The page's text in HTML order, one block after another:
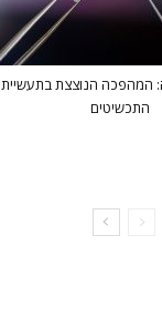
המהפכה הנוצצת בתעשיית
התכשיטים